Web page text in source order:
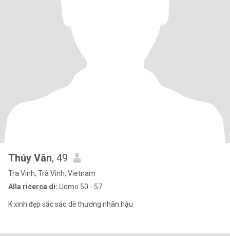
Thúy Vân, 49
Tra Vinh, Trà Vinh, Vietnam
Alla ricerca di: Uomo 50 - 57
K xinh đẹp sắc sảo dẽ thương nhân hậu